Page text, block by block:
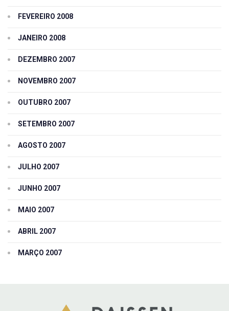
FEVEREIRO 2008
JANEIRO 2008
DEZEMBRO 2007
NOVEMBRO 2007
OUTUBRO 2007
SETEMBRO 2007
AGOSTO 2007
JULHO 2007
JUNHO 2007
MAIO 2007
ABRIL 2007
MARÇO 2007